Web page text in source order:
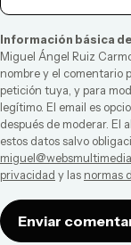
Información básica
Miguel Ángel Ruiz
nombre y el comentario
petición tuya, y para
legítimo. El email es
después de moderar. El
estos datos salvo
privacidad y las normas
Enviar